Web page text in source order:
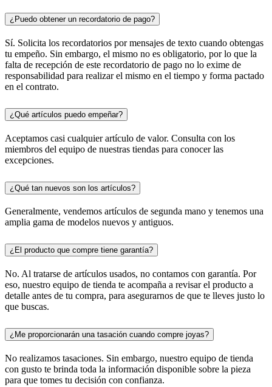
¿Puedo obtener un recordatorio de pago?
Sí. Solicita los recordatorios por mensajes de texto cuando obtengas
tu empeño. Sin embargo, el mismo no es obligatorio, por lo que la
falta de recepción de este recordatorio de pago no lo exime de
responsabilidad para realizar el mismo en el tiempo y forma pactado
en el contrato.
¿Qué artículos puedo empeñar?
Aceptamos casi cualquier artículo de valor. Consulta con los
miembros del equipo de nuestras tiendas para conocer las
excepciones.
¿Qué tan nuevos son los artículos?
Generalmente, vendemos artículos de segunda mano y tenemos una
amplia gama de modelos nuevos y antiguos.
¿El producto que compre tiene garantía?
No. Al tratarse de artículos usados, no contamos con garantía. Por
eso, nuestro equipo de tienda te acompaña a revisar el producto a
detalle antes de tu compra, para asegurarnos de que te lleves justo lo
que buscas.
¿Me proporcionarán una tasación cuando compre joyas?
No realizamos tasaciones. Sin embargo, nuestro equipo de tienda
con gusto te brinda toda la información disponible sobre la pieza
para que tomes tu decisión con confianza.